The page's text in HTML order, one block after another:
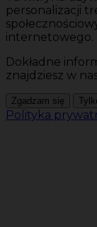
personalizacji
internetowego.
Dokładne
znajdziesz w
Zgadzam się
Polityka